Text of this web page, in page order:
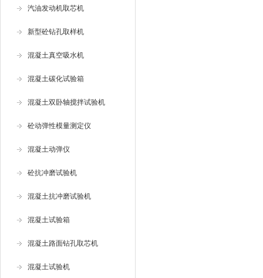
汽油发动机取芯机
新型砼钻孔取样机
混凝土真空吸水机
混凝土碳化试验箱
混凝土双卧轴搅拌试验机
砼动弹性模量测定仪
混凝土动弹仪
砼抗冲磨试验机
混凝土抗冲磨试验机
混凝土试验箱
混凝土路面钻孔取芯机
混凝土试验机